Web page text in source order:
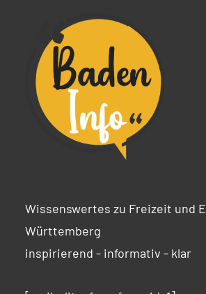
Wissenswertes zu Freizeit und
Württemberg
inspirierend - informativ - klar